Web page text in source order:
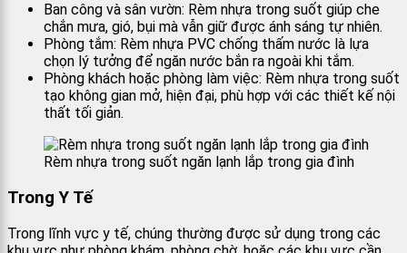
Ban công và sân vườn: Rèm nhựa trong suốt giúp che
chắn mưa, gió, bụi mà vẫn giữ được ánh sáng tự nhiên.
Phòng tắm: Rèm nhựa PVC chống thấm nước là lựa
chọn lý tưởng để ngăn nước bắn ra ngoài khi tắm.
Phòng khách hoặc phòng làm việc: Rèm nhựa trong suốt
tạo không gian mở, hiện đại, phù hợp với các thiết kế nội
thất tối giản.
Rèm nhựa trong suốt ngăn lạnh lắp trong gia đình
Trong Y Tế
Trong lĩnh vực y tế, chúng thường được sử dụng trong các